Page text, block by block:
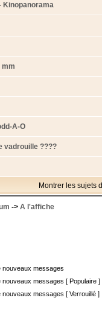
Kinopanorama
mm
A-O
vadrouille ????
Montrer les sujets
-> A l'affiche
nouveaux messages
nouveaux messages [ Populaire ]
nouveaux messages [ Verrouillé ]